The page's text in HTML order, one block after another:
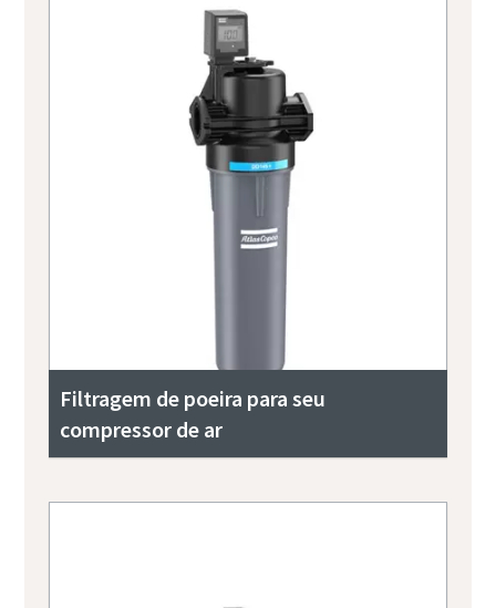
Filtragem de poeira para seu
compressor de ar